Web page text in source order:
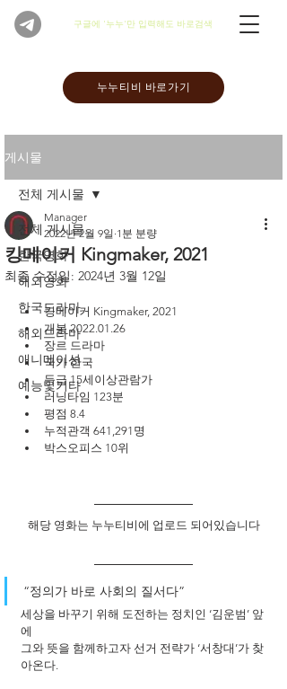
​구글에 '누누'만 입력해도 바로검색
누누티비 바로가기
게시물
전체 게시물
한국영화
해외영화
한국드라마
해외드라마
애니메이션
예능및기타
전체 게시물
킹메이커 Kingmaker, 2021
Manager
2022년 2월 9일 1분 분량
최종 수정일: 2024년 3월 12일
킹메이커 Kingmaker, 2021
개봉 2022.01.26
장르 드라마
국가 한국
등급 15세이상관람가
러닝타임 123분
평점 8.4
누적관객 641,291명
박스오피스 10위
해당 영화는 누누티비에 업로드 되어있습니다
“정의가 바로 사회의 질서다”
세상을 바꾸기 위해 도전하는 정치인 ‘김운범’ 앞
에
그와 뜻을 함께하고자 선거 전략가 ‘서창대’가 찾
아온다.